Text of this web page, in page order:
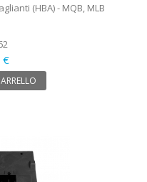
(HBA) - MQB, MLB
€